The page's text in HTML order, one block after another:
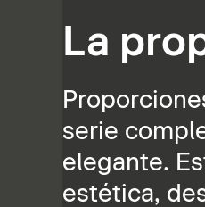
La
serie
elegante.
estética,